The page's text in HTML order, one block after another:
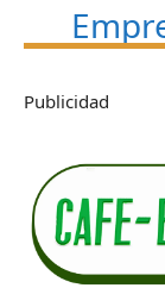
Publicidad